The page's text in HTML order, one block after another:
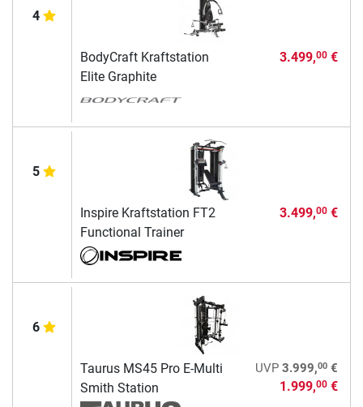
4
BodyCraft Kraftstation
Elite Graphite
3.499,00€
5
Inspire Kraftstation FT2
Functional Trainer
3.499,00€
6
Taurus MS45 Pro E-Multi
Smith Station
UVP 3.999,00€
1.999,00€